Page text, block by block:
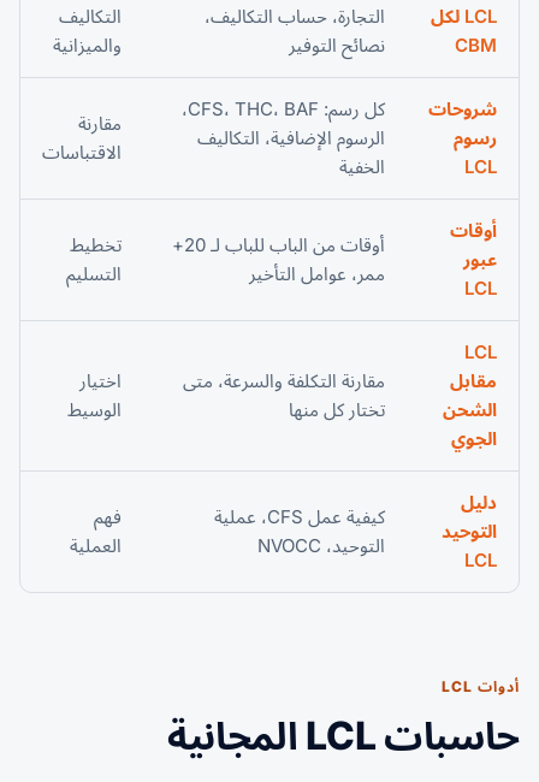
LCL لكل
CBM
التجارة، حساب التكاليف،
نصائح التوفير
التكاليف
والميزانية
شروحات
رسوم
LCL
كل رسم: CFS، THC، BAF،
الرسوم الإضافية، التكاليف
الخفية
مقارنة
الاقتباسات
أوقات
عبور
LCL
أوقات من الباب للباب لـ 20+
ممر، عوامل التأخير
تخطيط
التسليم
LCL
مقابل
الشحن
الجوي
مقارنة التكلفة والسرعة، متى
تختار كل منها
اختيار
الوسيط
دليل
التوحيد
LCL
كيفية عمل CFS، عملية
التوحيد، NVOCC
فهم
العملية
أدوات LCL
حاسبات LCL المجانية